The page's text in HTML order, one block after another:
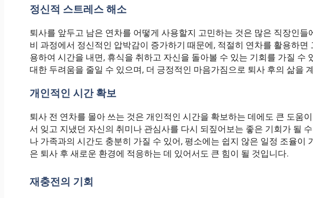
정신적 스트레스 해소
퇴사를 앞두고 남은 연차를 어떻게 사용할지 고민하는 것은 많은 직장인
비 과정에서 정신적인 압박감이 증가하기 때문에, 적절히 연차를 활용하
용하여 시간을 내면, 휴식을 취하고 자신을 돌아볼 수 있는 기회를 가질 수
대한 두려움을 줄일 수 있으며, 더 긍정적인 마음가짐으로 퇴사 후의 삶을
개인적인 시간 확보
퇴사 전 연차를 몰아 쓰는 것은 개인적인 시간을 확보하는 데에도 큰 도움
서 잊고 지냈던 자신의 취미나 관심사를 다시 되짚어보는 좋은 기회가 될
나 가족과의 시간도 충분히 가질 수 있어, 평소에는 쉽지 않은 일정 조율이
은 퇴사 후 새로운 환경에 적응하는 데 있어서도 큰 힘이 될 것입니다.
재충전의 기회